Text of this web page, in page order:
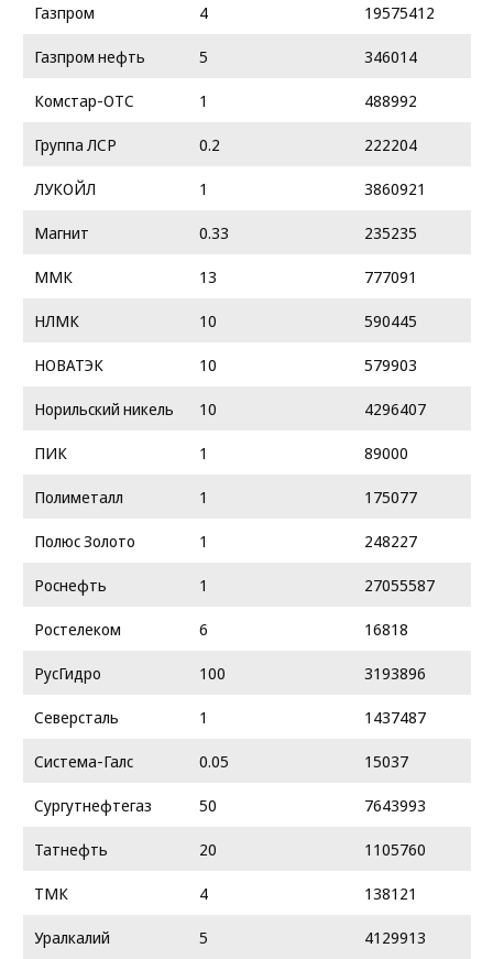
Газпром
4
19575412
Газпром нефть
5
346014
Комстар-ОТС
1
488992
Группа ЛСР
0.2
222204
ЛУКОЙЛ
1
3860921
Магнит
0.33
235235
ММК
13
777091
НЛМК
10
590445
НОВАТЭК
10
579903
Норильский никель
10
4296407
ПИК
1
89000
Полиметалл
1
175077
Полюс Золото
1
248227
Роснефть
1
27055587
Ростелеком
6
16818
РусГидро
100
3193896
Северсталь
1
1437487
Система-Галс
0.05
15037
Сургутнефтегаз
50
7643993
Татнефть
20
1105760
ТМК
4
138121
Уралкалий
5
4129913